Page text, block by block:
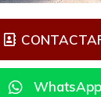
WhatsApp